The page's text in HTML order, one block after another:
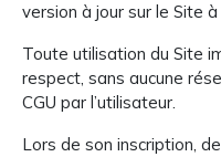
version à jour sur le Site à
Toute utilisation du Site
respect, sans aucune
CGU par l’utilisateur.
Lors de son inscription,